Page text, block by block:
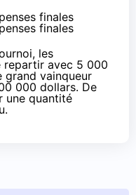
les
repartir avec 5 000
grand vainqueur
000 dollars. De
une quantité